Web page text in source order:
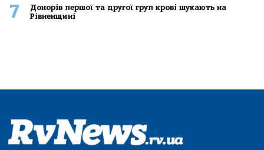
7
Донорів першої та другої груп крові шукають на
Рівненщині